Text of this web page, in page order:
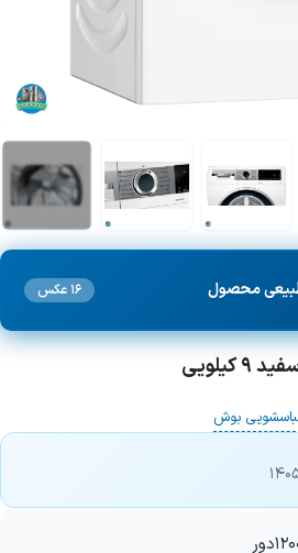
محصول 16 عکس
بوش